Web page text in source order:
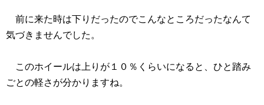
前に来た時は下りだったのでこんなところだったなんて
気づきませんでした。
このホイールは上りが１０％くらいになると、ひと踏み
ごとの軽さが分かりますね。